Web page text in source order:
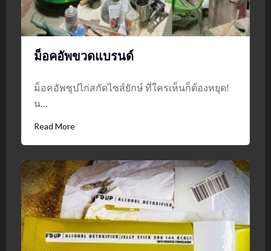
ม็อคอัพขวดแบรนด์
ม็อคอัพซุปไก่สกัดไซส์ยักษ์ ที่ใครเห็นก็ต้องหยุด!
น…
Read More